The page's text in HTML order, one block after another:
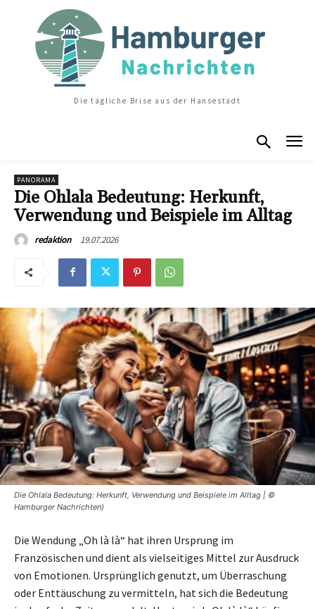
Die tägliche Brise aus der Hansestadt
PANORAMA
Die Ohlala Bedeutung: Herkunft,
Verwendung und Beispiele im Alltag
redaktion 19.07.2026
Die Ohlala Bedeutung: Herkunft, Verwendung und Beispiele im Alltag | ©
Hamburger Nachrichten)
Die Wendung „Oh là là“ hat ihren Ursprung im
Französischen und dient als vielseitiges Mittel zur Ausdruck
von Emotionen. Ursprünglich genutzt, um Überraschung
oder Enttäuschung zu vermitteln, hat sich die Bedeutung